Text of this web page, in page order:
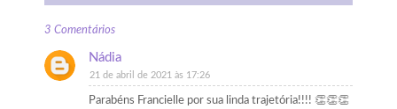
3 Comentários
Nádia
21 de abril de 2021 às 17:26
Parabéns Francielle por sua linda trajetória!!!! 👏👏👏